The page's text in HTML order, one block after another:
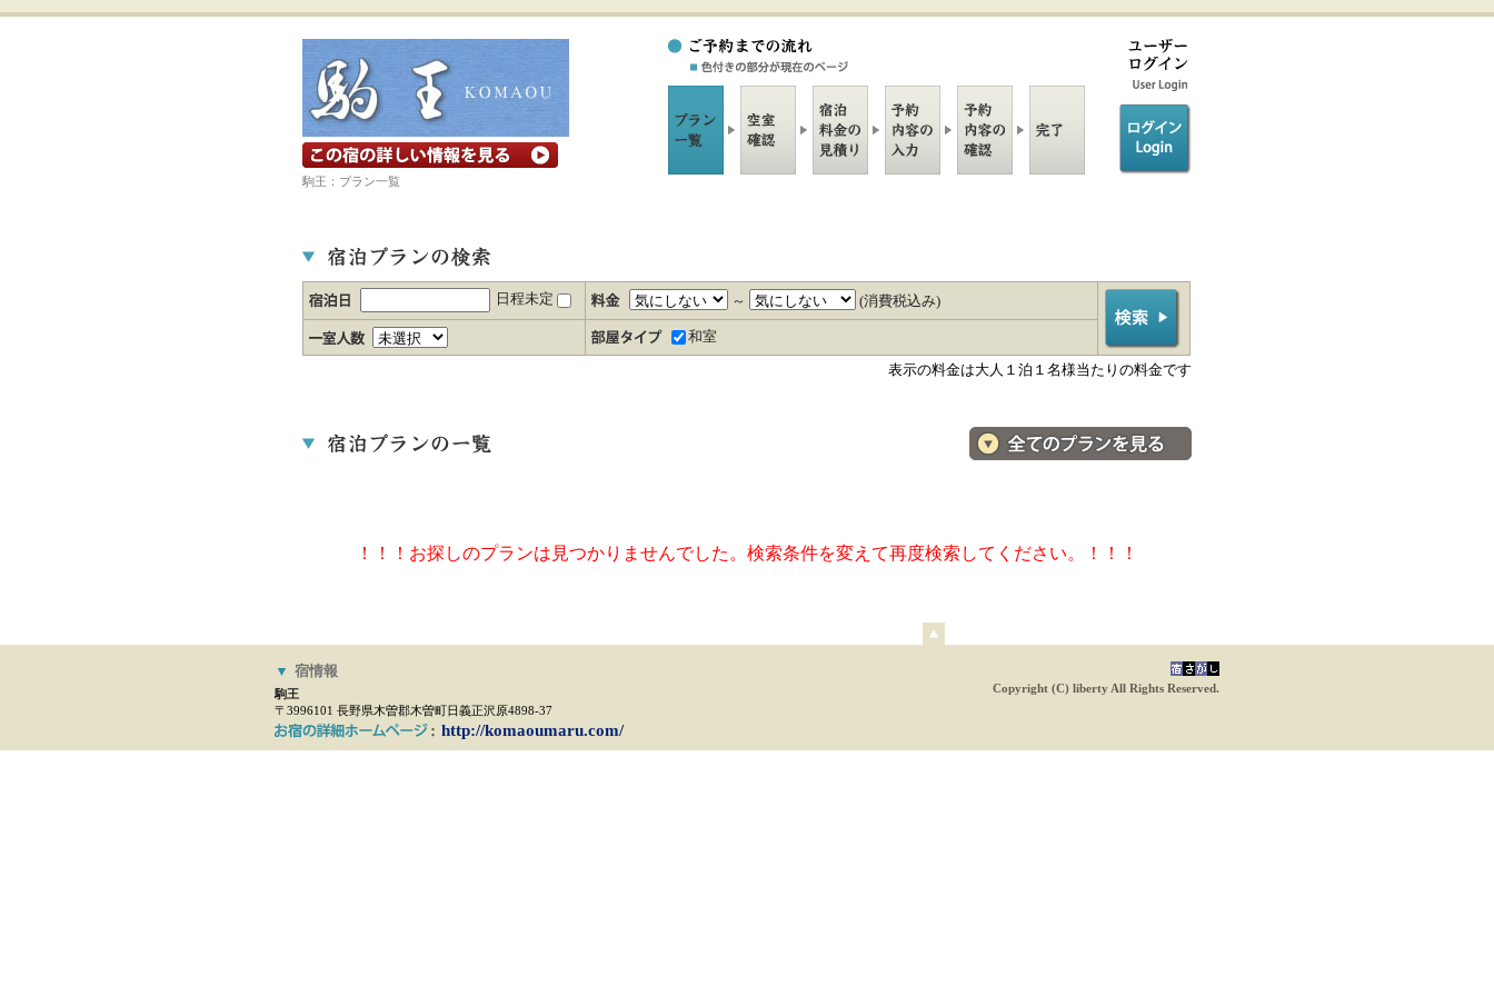
宿の詳細ホームページを見る
駒王：プラン一覧
日程未定 ～ (消費税込み)
和室
表示の料金は大人１泊１名様当たりの料金です
料金・宿泊プラン一覧へ
！！！お探しのプランは見つかりませんでした。検索条件を変えて再度検索してください。！！！
ペ
▼ 宿情報
駒王
〒3996101 長野県木曽郡木曽町日義正沢原4898-37
http://komaoumaru.com/
Copyright (C) liberty All Rights Reserved.